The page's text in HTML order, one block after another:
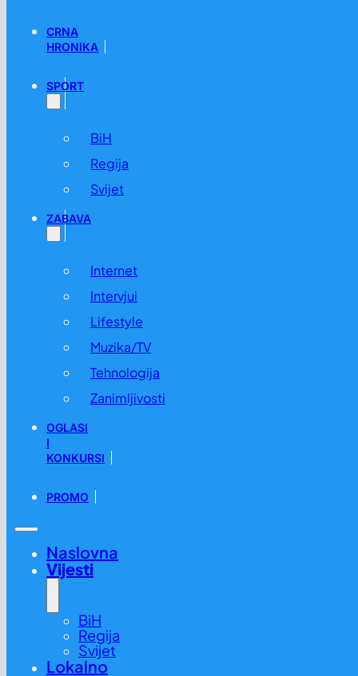
CRNA
HRONIKA
SPORT
BiH
Regija
Svijet
ZABAVA
Internet
Intervjui
Lifestyle
Muzika/TV
Tehnologija
Zanimljivosti
OGLASI
I
KONKURSI
PROMO
Naslovna
Vijesti
BiH
Regija
Svijet
Lokalno